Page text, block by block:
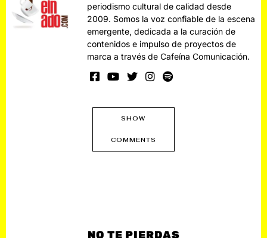
periodismo cultural de calidad desde
2009. Somos la voz confiable de la escena
emergente, dedicada a la curación de
contenidos e impulso de proyectos de
marca a través de Cafeína Comunicación.
SHOW
COMMENTS
NO TE PIERDAS